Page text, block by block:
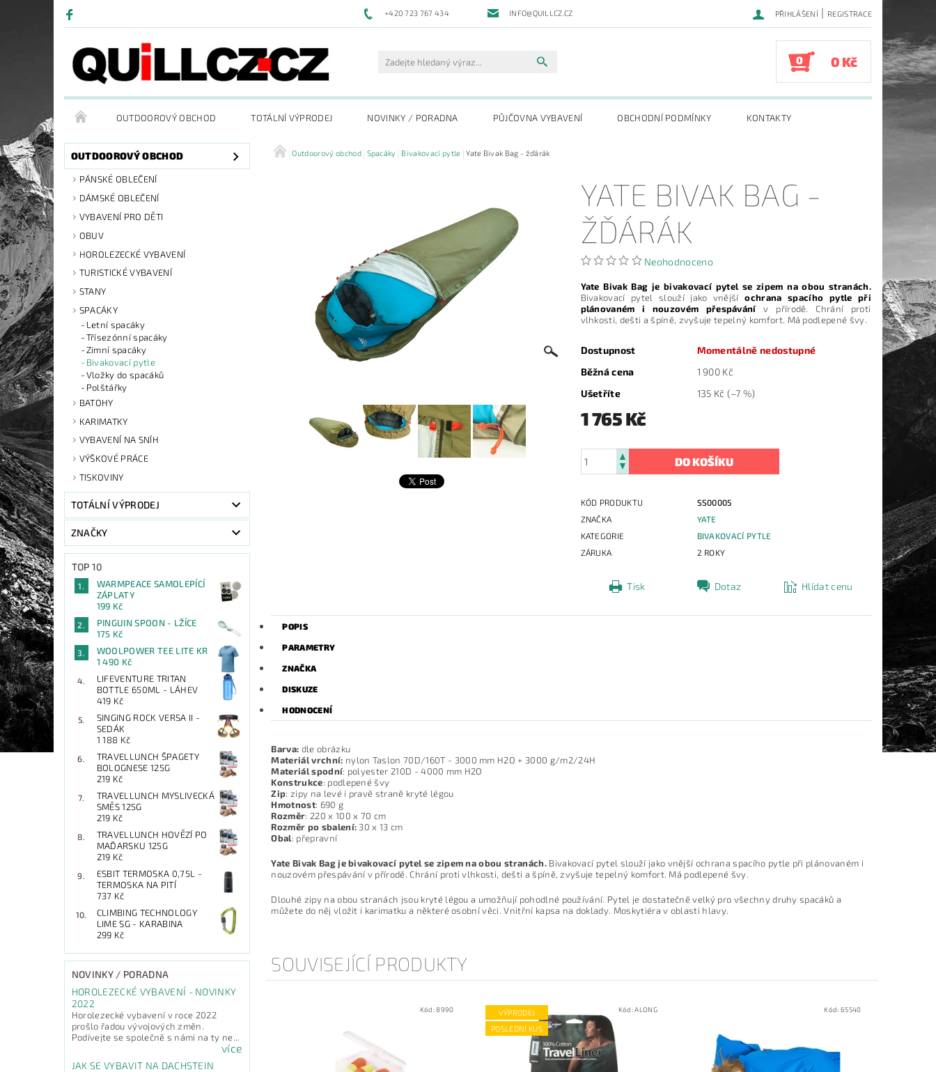
+420 723 767 434 INFO@QUILLCZ.CZ PŘIHLÁŠENÍ | REGISTRACE
0 0 Kč
OUTDOOROVÝ OBCHOD TOTÁLNÍ VÝPRODEJ NOVINKY / PORADNA PŮJČOVNA VYBAVENÍ OBCHODNÍ PODMÍNKY KONTAKTY
OUTDOOROVÝ OBCHOD
PÁNSKÉ OBLEČENÍ
DÁMSKÉ OBLEČENÍ
VYBAVENÍ PRO DĚTI
OBUV
HOROLEZECKÉ VYBAVENÍ
TURISTICKÉ VYBAVENÍ
STANY
SPACÁKY
Letní spacáky
Třísezónní spacáky
Zimní spacáky
Bivakovací pytle
Vložky do spacáků
Polštářky
BATOHY
KARIMATKY
VYBAVENÍ NA SNÍH
VÝŠKOVÉ PRÁCE
TISKOVINY
TOTÁLNÍ VÝPRODEJ
ZNAČKY
TOP 10
WARMPEACE SAMOLEPÍCÍ
ZÁPLATY
199 Kč
PINGUIN SPOON - LŽÍCE
175 Kč
WOOLPOWER TEE LITE KR
1 490 Kč
LIFEVENTURE TRITAN
BOTTLE 650ML - LÁHEV
419 Kč
SINGING ROCK VERSA II -
SEDÁK
1 188 Kč
TRAVELLUNCH ŠPAGETY
BOLOGNESE 125G
219 Kč
TRAVELLUNCH MYSLIVECKÁ
SMĚS 125G
219 Kč
TRAVELLUNCH HOVĚZÍ PO
MAĎARSKU 125G
219 Kč
ESBIT TERMOSKA 0,75L -
TERMOSKA NA PITÍ
737 Kč
CLIMBING TECHNOLOGY
LIME SG - KARABINA
299 Kč
NOVINKY / PORADNA
HOROLEZECKÉ VYBAVENÍ - NOVINKY
2022
Horolezecké vybavení v roce 2022
prošlo řadou vývojových změn.
Podívejte se společně s námi na ty ne...
více
JAK SE VYBAVIT NA DACHSTEIN
Outdoorový obchod Spacáky Bivakovací pytle Yate Bivak Bag - žďárák
YATE BIVAK BAG -
ŽĎÁRÁK
Neohodnoceno
Yate Bivak Bag je bivakovací pytel se zipem na obou stranách.
Bivakovací pytel slouží jako vnější ochrana spacího pytle při
plánovaném i nouzovém přespávání v přírodě. Chrání proti
vlhkosti, dešti a špíně, zvyšuje tepelný komfort. Má podlepené švy.
Dostupnost
Momentálně nedostupné
Běžná cena
1 900 Kč
Ušetříte
135 Kč (–7 %)
1 765 Kč
KÓD PRODUKTU
SS00005
ZNAČKA
YATE
KATEGORIE
BIVAKOVACÍ PYTLE
ZÁRUKA
2 ROKY
Tisk Dotaz Hlídat cenu
POPIS
PARAMETRY
ZNAČKA
DISKUZE
HODNOCENÍ
Barva: dle obrázku
Materiál vrchní: nylon Taslon 70D/160T - 3000 mm H2O + 3000 g/m2/24H
Materiál spodní: polyester 210D - 4000 mm H2O
Konstrukce: podlepené švy
Zip: zipy na levé i pravě straně kryté légou
Hmotnost: 690 g
Rozměr: 220 x 100 x 70 cm
Rozměr po sbalení: 30 x 13 cm
Obal: přepravní
Yate Bivak Bag je bivakovací pytel se zipem na obou stranách.Bivakovací pytel slouží jako vnější ochrana spacího pytle při plánovaném i
nouzovém přespávání v přírodě. Chrání proti vlhkosti, dešti a špíně, zvyšuje tepelný komfort. Má podlepené švy.
Dlouhé zipy na obou stranách jsou kryté légou a umožňují pohodlné používání. Pytel je dostatečně velký pro všechny druhy spacáků a
můžete do něj vložit i karimatku a některé osobní věci. Vnitřní kapsa na doklady. Moskytiéra v oblasti hlavy.
SOUVISEJÍCÍ PRODUKTY
Kód:8990
VÝPRODEJ
POSLEDNÍ KUS
Kód:ALONG Kód:65540